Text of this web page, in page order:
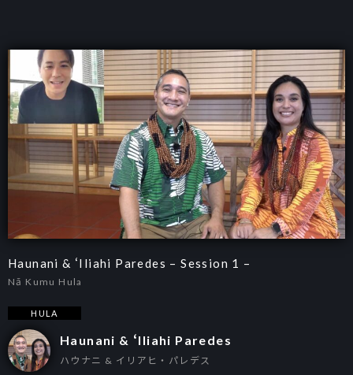
Haunani & ʻIliahi Paredes – Session 1 –
Nā Kumu Hula
HULA
Haunani & ʻIliahi Paredes
ハウナニ & イリアヒ・パレデス